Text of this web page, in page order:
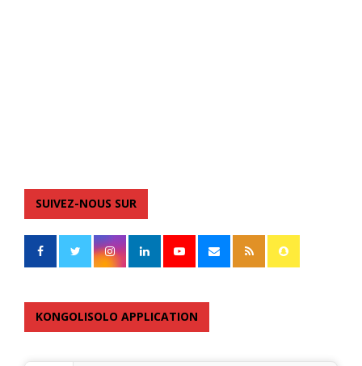
SUIVEZ-NOUS SUR
KONGOLISOLO APPLICATION